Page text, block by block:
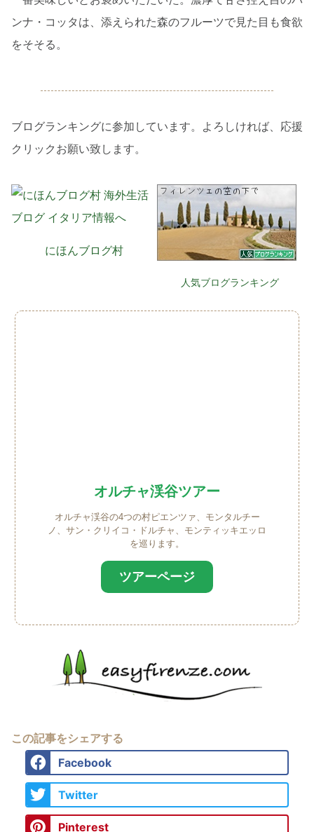
ンナ・コッタは、添えられた森のフルーツで見た目も食欲
をそそる。
ブログランキングに参加しています。よろしければ、応援
クリックお願い致します。
にほんブログ村
人気ブログランキング
オルチャ渓谷ツアー
オルチャ渓谷の4つの村ピエンツァ、モンタルチー
ノ、サン・クリイコ・ドルチャ、モンティッキエッロ
を巡ります。
ツアーページ
この記事をシェアする
Facebook
Twitter
Pinterest